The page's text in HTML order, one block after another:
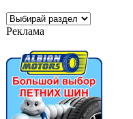
Реклама